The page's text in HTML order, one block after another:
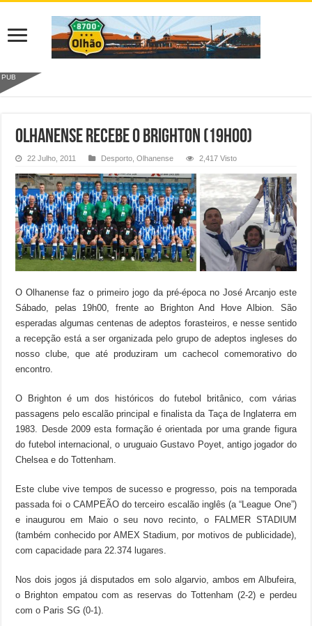
PUB
OLHANENSE RECEBE O BRIGHTON (19h00)
22 Julho, 2011 Desporto ,Olhanense 2,417 Visto
O Olhanense faz o primeiro jogo da pré-época no José Arcanjo este
Sábado, pelas 19h00, frente ao Brighton And Hove Albion. São
esperadas algumas centenas de adeptos forasteiros, e nesse sentido
a recepção está a ser organizada pelo grupo de adeptos ingleses do
nosso clube, que até produziram um cachecol comemorativo do
encontro.
O Brighton é um dos históricos do futebol britânico, com várias
passagens pelo escalão principal e finalista da Taça de Inglaterra em
1983. Desde 2009 esta formação é orientada por uma grande figura
do futebol internacional, o uruguaio Gustavo Poyet, antigo jogador do
Chelsea e do Tottenham.
Este clube vive tempos de sucesso e progresso, pois na temporada
passada foi o CAMPEÃO do terceiro escalão inglês (a “League One”)
e inaugurou em Maio o seu novo recinto, o FALMER STADIUM
(também conhecido por AMEX Stadium, por motivos de publicidade),
com capacidade para 22.374 lugares.
Nos dois jogos já disputados em solo algarvio, ambos em Albufeira,
o Brighton empatou com as reservas do Tottenham (2-2) e perdeu
com o Paris SG (0-1).